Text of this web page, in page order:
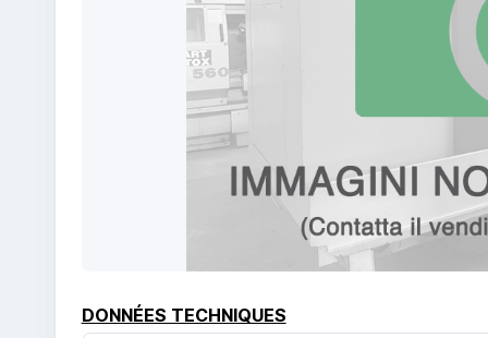
DONNÉES TECHNIQUES